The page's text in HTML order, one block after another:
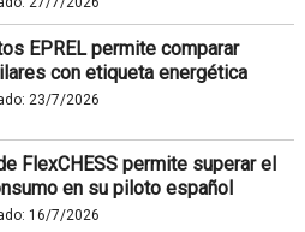
EPREL permite comparar
con etiqueta energética
23/7/2026
FlexCHESS permite superar el
en su piloto español
16/7/2026